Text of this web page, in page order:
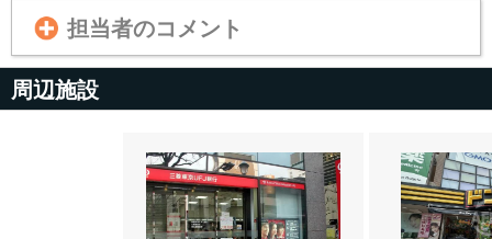
担当者のコメント
周辺施設